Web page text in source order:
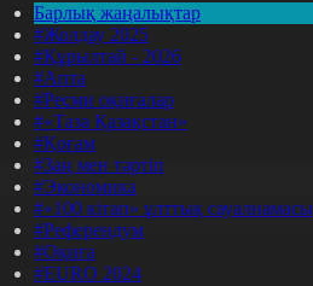
Барлық жаңалықтар
#Жолдау 2025
#Құрылтай - 2026
#Апта
#Ресми оқиғалар
#«Таза Қазақстан»
#Қоғам
#Заң мен тәртіп
#Экономика
#«100 кітап» ұлттық сауалнамасы
#Референдум
#Оқиға
#EURO 2024